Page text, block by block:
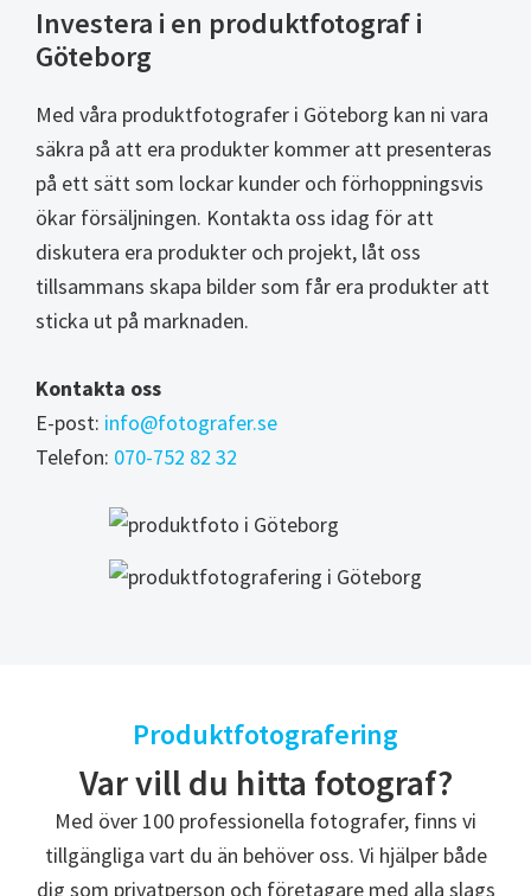
Investera i en produktfotograf i
Göteborg
Med våra produktfotografer i Göteborg kan ni vara
säkra på att era produkter kommer att presenteras
på ett sätt som lockar kunder och förhoppningsvis
ökar försäljningen. Kontakta oss idag för att
diskutera era produkter och projekt, låt oss
tillsammans skapa bilder som får era produkter att
sticka ut på marknaden.
Kontakta oss
E-post: info@fotografer.se
Telefon: 070-752 82 32
Produktfotografering
Var vill du hitta fotograf?
Med över 100 professionella fotografer, finns vi
tillgängliga vart du än behöver oss. Vi hjälper både
dig som privatperson och företagare med alla slags